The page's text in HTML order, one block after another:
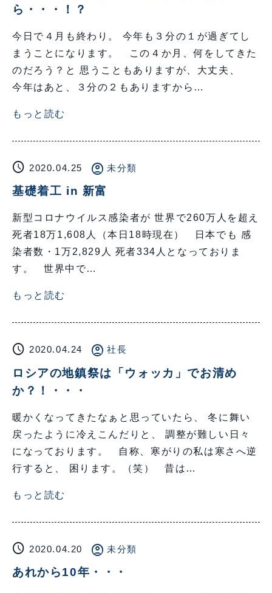
ら・・・！？
今日で４月も終わり。 今年も３分の１が過ぎてし
まうことになります。 この４か月、何をしてきた
のだろう？と 思うこともありますが、大丈夫、
今年はあと、３分の２もありますから…
もっと読む
schedule 2020.04.25 account_circle 未分類
基礎着工 in 新富
新型コロナウイルス感染者が 世界で260万人を超え
死者18万1,608人（本日18時現在） 日本でも 感
染者数・1万2,829人 死者334人となっておりま
す。 世界中で…
もっと読む
schedule 2020.04.24 account_circle 社長
ロシアの地鎮祭は「ウォッカ」でお清め
か？！・・・
暖かくなってきたなぁと思っていたら、 冬に舞い
戻ったように冷えこんだりと、 調整が難しい日々
になっております。 自称、寒がりの私は寒さへ逆
行すると、 困ります。（笑） 昔は…
もっと読む
schedule 2020.04.20 account_circle 未分類
あれから10年・・・